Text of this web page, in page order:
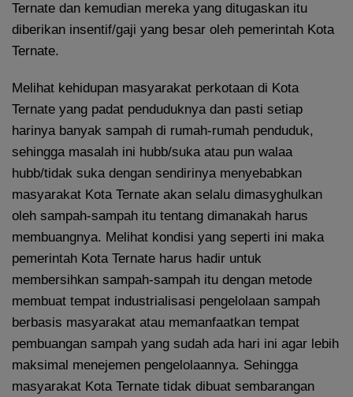
Ternate dan kemudian mereka yang ditugaskan itu
diberikan insentif/gaji yang besar oleh pemerintah Kota
Ternate.
Melihat kehidupan masyarakat perkotaan di Kota
Ternate yang padat penduduknya dan pasti setiap
harinya banyak sampah di rumah-rumah penduduk,
sehingga masalah ini hubb/suka atau pun walaa
hubb/tidak suka dengan sendirinya menyebabkan
masyarakat Kota Ternate akan selalu dimasyghulkan
oleh sampah-sampah itu tentang dimanakah harus
membuangnya. Melihat kondisi yang seperti ini maka
pemerintah Kota Ternate harus hadir untuk
membersihkan sampah-sampah itu dengan metode
membuat tempat industrialisasi pengelolaan sampah
berbasis masyarakat atau memanfaatkan tempat
pembuangan sampah yang sudah ada hari ini agar lebih
maksimal menejemen pengelolaannya. Sehingga
masyarakat Kota Ternate tidak dibuat sembarangan